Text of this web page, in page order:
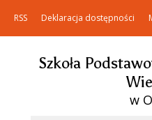
RSS Deklaracja dostępności
Szkoła
w